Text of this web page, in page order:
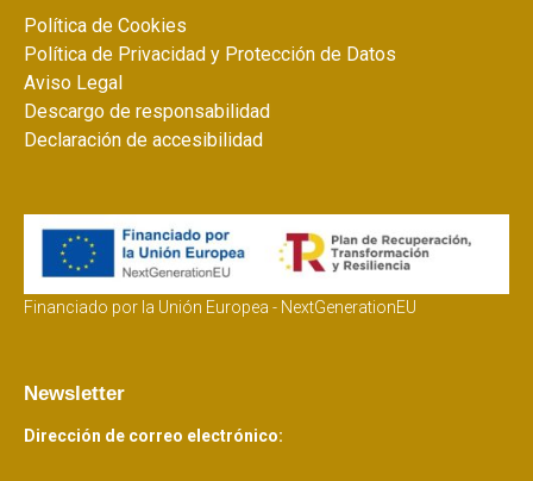
Política de Cookies
Política de Privacidad y Protección de Datos
Aviso Legal
Descargo de responsabilidad
Declaración de accesibilidad
Financiado por la Unión Europea - NextGenerationEU
Newsletter
Dirección de correo electrónico: